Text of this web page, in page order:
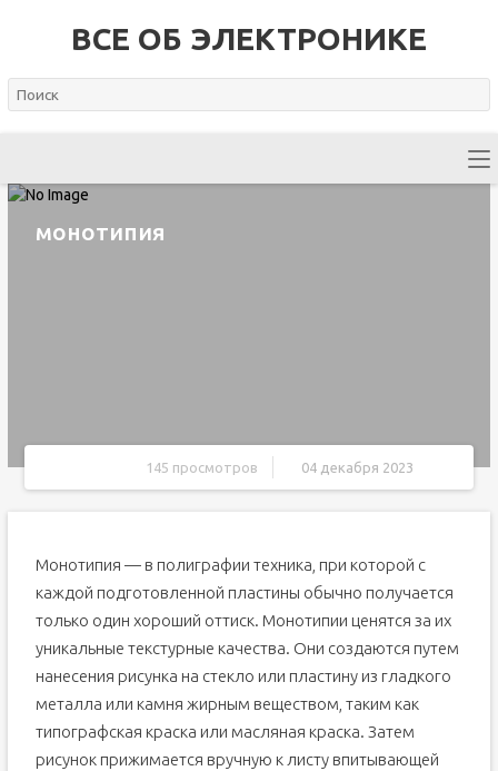
ВСЕ ОБ ЭЛЕКТРОНИКЕ
монотипия
145 просмотров 04 декабря 2023
Монотипия — в полиграфии техника, при которой с
каждой подготовленной пластины обычно получается
только один хороший оттиск. Монотипии ценятся за их
уникальные текстурные качества. Они создаются путем
нанесения рисунка на стекло или пластину из гладкого
металла или камня жирным веществом, таким как
типографская краска или масляная краска. Затем
рисунок прижимается вручную к листу впитывающей